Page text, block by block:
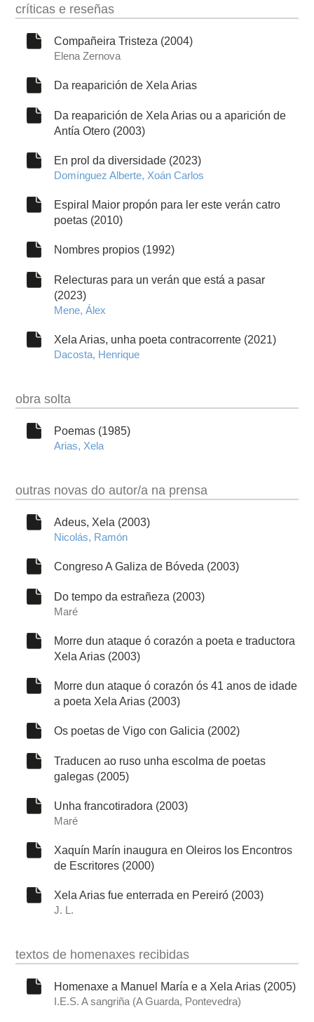
críticas e reseñas
Compañeira Tristeza (2004)
Elena Zernova
Da reaparición de Xela Arias
Da reaparición de Xela Arias ou a aparición de
Antía Otero (2003)
En prol da diversidade (2023)
Domínguez Alberte, Xoán Carlos
Espiral Maior propón para ler este verán catro
poetas (2010)
Nombres propios (1992)
Relecturas para un verán que está a pasar
(2023)
Mene, Álex
Xela Arias, unha poeta contracorrente (2021)
Dacosta, Henrique
obra solta
Poemas (1985)
Arias, Xela
outras novas do autor/a na prensa
Adeus, Xela (2003)
Nicolás, Ramón
Congreso A Galiza de Bóveda (2003)
Do tempo da estrañeza (2003)
Maré
Morre dun ataque ó corazón a poeta e traductora
Xela Arias (2003)
Morre dun ataque ó corazón ós 41 anos de idade
a poeta Xela Arias (2003)
Os poetas de Vigo con Galicia (2002)
Traducen ao ruso unha escolma de poetas
galegas (2005)
Unha francotiradora (2003)
Maré
Xaquín Marín inaugura en Oleiros los Encontros
de Escritores (2000)
Xela Arias fue enterrada en Pereiró (2003)
J. L.
textos de homenaxes recibidas
Homenaxe a Manuel María e a Xela Arias (2005)
I.E.S. A sangriña (A Guarda, Pontevedra)